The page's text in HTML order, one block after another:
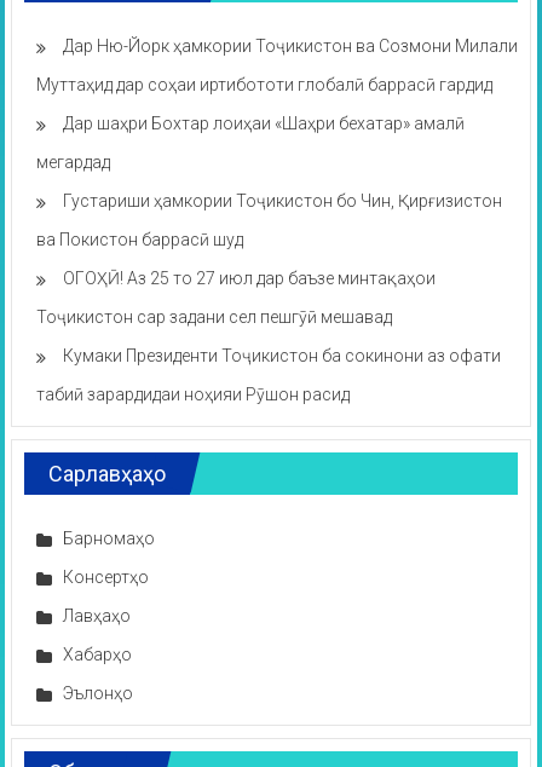
Дар Ню-Йорк ҳамкории Тоҷикистон ва Созмони Милали
Муттаҳид дар соҳаи иртибототи глобалӣ баррасӣ гардид
Дар шаҳри Бохтар лоиҳаи «Шаҳри бехатар» амалӣ
мегардад
Густариши ҳамкории Тоҷикистон бо Чин, Қирғизистон
ва Покистон баррасӣ шуд
ОГОҲӢ! Аз 25 то 27 июл дар баъзе минтақаҳои
Тоҷикистон сар задани сел пешгӯӣ мешавад
Кумаки Президенти Тоҷикистон ба сокинони аз офати
табиӣ зарардидаи ноҳияи Рӯшон расид
Сарлавҳаҳо
Барномаҳо
Консертҳо
Лавҳаҳо
Хабарҳо
Эълонҳо